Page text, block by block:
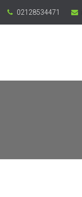
02128534471